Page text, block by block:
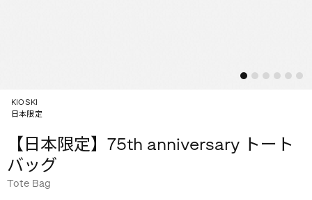
KIOSKI
日本限定
【日本限定】75th anniversary トート
バッグ
Tote Bag